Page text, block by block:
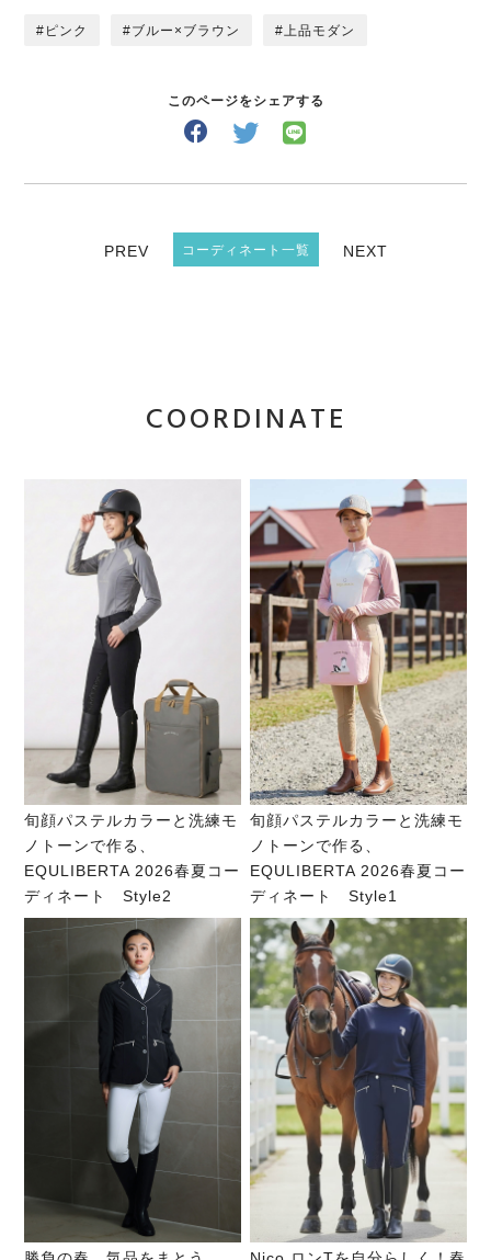
ピンク ブルー×ブラウン 上品モダン
このページをシェアする
PREV コーディネート一覧 NEXT
COORDINATE
旬顔パステルカラーと洗練モ
ノトーンで作る、
EQULIBERTA 2026春夏コー
ディネート Style2
旬顔パステルカラーと洗練モ
ノトーンで作る、
EQULIBERTA 2026春夏コー
ディネート Style1